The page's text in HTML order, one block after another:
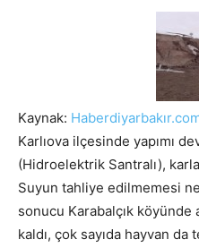
Kaynak:
Karlıova ilçesinde yapımı
(Hidroelektrik Santralı),
Suyun tahliye edilmemesi
sonucu Karabalçık köyünde
kaldı, çok sayıda hayvan da